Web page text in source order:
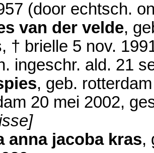
(door echtsch.
van der velde,
† brielle 5 nov.
ingeschr. ald. 21
, geb.
20 mei 2002,
anna jacoba kras,